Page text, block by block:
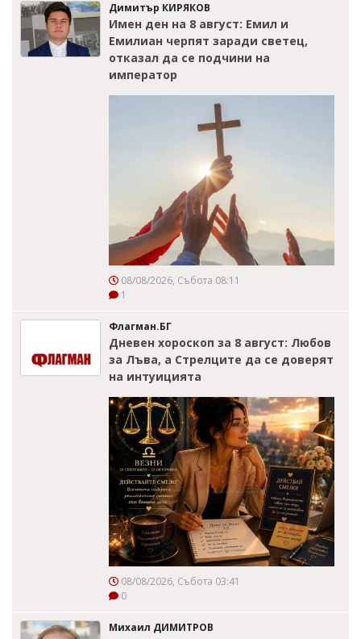
Димитър КИРЯКОВ
Имен ден на 8 август: Емил и
Емилиан черпят заради светец,
отказал да се подчини на
император
08/08/2026, Събота 08:11
1
Флагман.БГ
Дневен хороскоп за 8 август: Любов
за Лъва, а Стрелците да се доверят
на интуицията
08/08/2026, Събота 03:41
0
Михаил ДИМИТРОВ